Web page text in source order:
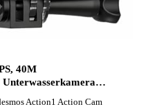
40M
Unterwasserkamera…
Action1 Action Cam